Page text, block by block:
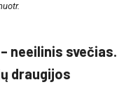
neeilinis svečias.
draugijos